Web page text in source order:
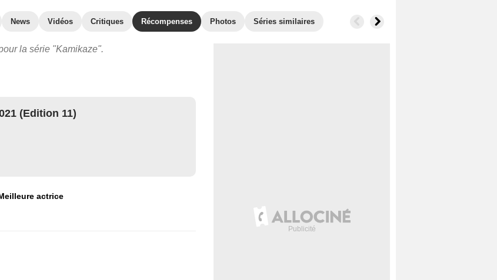
News Vidéos Critiques Récompenses Photos Séries similaires
la série "Kamikaze".
(Edition 11)
actrice